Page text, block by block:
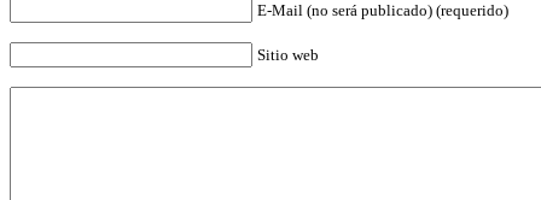
E-Mail (no será publicado) (requerido)
Sitio web